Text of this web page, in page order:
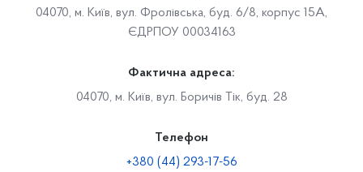
04070, м. Київ, вул. Фролівська, буд. 6/8, корпус 15А,
ЄДРПОУ 00034163
Фактична адреса:
04070, м. Київ, вул. Боричів Тік, буд. 28
Телефон
+380 (44) 293-17-56